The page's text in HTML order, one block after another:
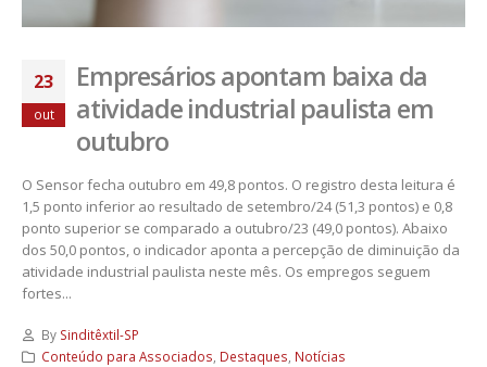
23
out
Empresários apontam baixa da
atividade industrial paulista em
outubro
O Sensor fecha outubro em 49,8 pontos. O registro desta leitura é
1,5 ponto inferior ao resultado de setembro/24 (51,3 pontos) e 0,8
ponto superior se comparado a outubro/23 (49,0 pontos). Abaixo
dos 50,0 pontos, o indicador aponta a percepção de diminuição da
atividade industrial paulista neste mês. Os empregos seguem
fortes...
By Sinditêxtil-SP
Conteúdo para Associados, Destaques, Notícias